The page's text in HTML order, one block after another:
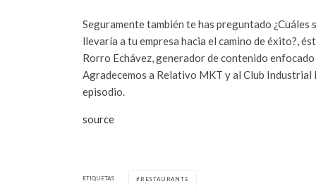
Seguramente también te has preguntado ¿Cuáles
llevaría a tu empresa hacia el camino de éxito?,
Rorro Echávez, generador de contenido
Agradecemos a Relativo MKT y al Club
episodio.
source
ETIQUETAS RESTAURANTE